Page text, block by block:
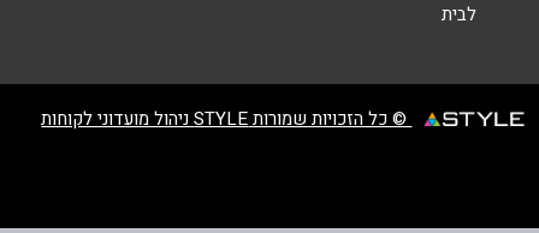
לבית
© כל הזכויות שמורות STYLE ניהול מועדוני לקוחות